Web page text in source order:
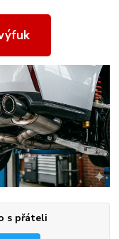
s přáteli